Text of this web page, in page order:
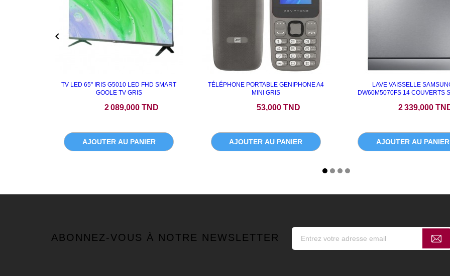
TV LED 65" IRIS G5010 LED FHD SMART
GOOLE TV GRIS
2 089,000 TND
AJOUTER AU PANIER
TÉLÉPHONE PORTABLE GENIPHONE A4
MINI GRIS
53,000 TND
AJOUTER AU PANIER
LAVE VAISSELLE
DW60M5070FS 14 COUVERTS
2 339,000
AJOUTER AU PANIER

ABONNEZ-VOUS À NOTRE NEWSLETTER